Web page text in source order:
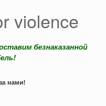
violence
безнаказанной
нами!